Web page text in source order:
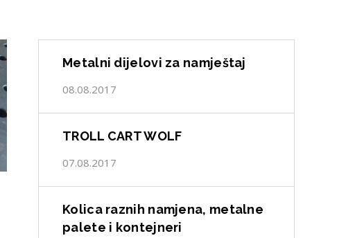
Metalni dijelovi za namještaj
08.08.2017
TROLL CART WOLF
07.08.2017
Kolica raznih namjena, metalne
palete i kontejneri